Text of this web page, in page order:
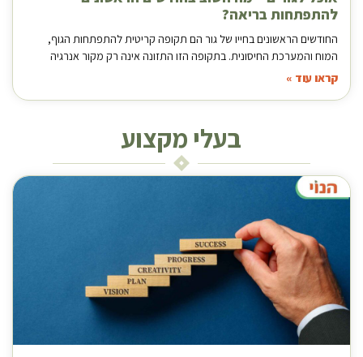
להתפתחות בריאה?
החודשים הראשונים בחייו של גור הם תקופה קריטית להתפתחות הגוף,
המוח והמערכת החיסונית. בתקופה הזו התזונה אינה רק מקור אנרגיה
קראו עוד »
בעלי מקצוע